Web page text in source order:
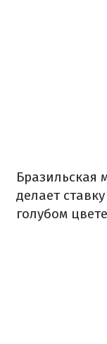
Бразильская
делает
голубом